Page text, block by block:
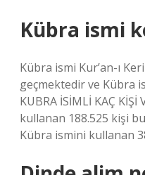
Kübra ismi
Kübra ismi Kur’an-ı
geçmektedir ve Kübra
KUBRA İSİMLİ KAÇ
kullanan 188.525 kişi
Kübra ismini kullanan